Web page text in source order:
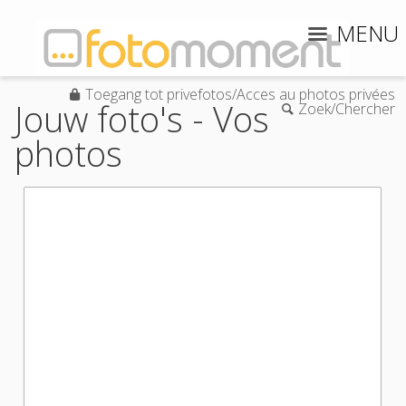
MENU
Toegang tot privefotos/Acces au photos privées
Zoek/Chercher
Jouw foto's - Vos
photos